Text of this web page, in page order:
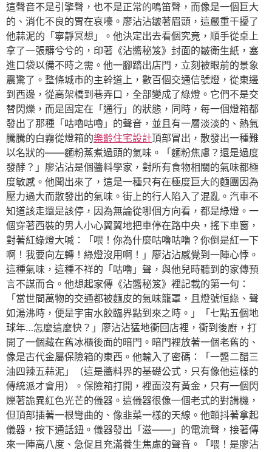
這聲音不是引擎聲，也不是正常的鳴笛聲，而像是一個巨大
的、消化不良的胃在哀嚎。廖沾沾皺著眉頭，這嚴重干擾了
他蒜泥的「寧靜冥想」。他決定出去看個究竟，順手從桌上
拿了一張髒兮兮的，印著《沾醬秘笈》封面的皺衛生紙，塞
進口袋以備不時之需。他一腳踏出店門，立刻被眼前的景象
震驚了。整條城市的主幹道上，數百個交通信號燈，從東邊
到西邊，從高架橋到巷弄口，全部變成了綠燈。它們不是交
替閃爍，而是固定在「通行」的狀態，同時，每一個燈箱都
發出了那種「咕嚕咕嚕」的聲音，並且有一層淡淡的、熱氣
騰騰的白霧從燈箱的樂齡住宅設計頂部冒出，散發出一種難
以名狀的——麵粉蒸煮過頭的氣味。「麵粉焦慮？還是過度
發酵？」廖沾沾是個醬料學家，對所有食物相關的氣味都極
度敏感。他聞出來了，這是一種只有在極度巨大的麵團因為
壓力過大而散發出的氣味。街上的行人陷入了混亂。汽車不
知道該走還是該停，因為無論從哪個方向看，都是綠燈。一
個穿著西裝的男人小心翼翼地把車停在路中央，搖下車窗，
對著紅綠燈大喊：「喂！你為什麼咕嚕咕嚕？你倒是紅一下
啊！我要向左轉！綠燈沒用啊！」廖沾沾感覺到一陣心悸。
這種氣味，這種不祥的「咕嚕」聲，與他兒時聽到的家傳預
言不謀而合。他想起家傳《沾醬秘笈》裡記載的第一句：
「當世間萬物的交通都被麵皮的氣味籠罩，且燈號恒綠、聲
如湯沸時，便是宇宙水餃臨界點到來之時。」「七點五個地
球年…怎麼這麼快？」廖沾沾猛地衝回店裡，衝到後廚，打
開了一個藏在舊冰櫃後面的暗門。暗門裡放著一個老舊的、
像是古代金屬保險箱的東西。他輸入了密碼：「一醬二醋三
油四辣五蒜泥」（這是醬料界的基礎公式，只有像他這樣的
傳統派才會用）。保險箱打開，裡面沒有黃金，只有一個閃
爍著詭異紅色光芒的儀器。這儀器很像一個老式的對講機，
但頂部插著一根彎曲的、像韭菜一樣的天線。他顫抖著拿起
儀器，按下通話鈕。儀器發出「滋——」的電流聲，接著傳
來一陣高八度、急促且充滿養生焦慮的聲音。「喂！是廖沾